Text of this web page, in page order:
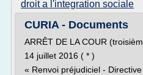
droit a l'integration sociale
CURIA - Documents
ARRÊT DE LA COUR
14 juillet 2016 ( * )
« Renvoi préjudiciel -